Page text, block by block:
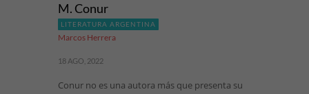
M. Conur
LITERATURA ARGENTINA
Marcos Herrera
18 AGO, 2022
Conur no es una autora más que presenta su